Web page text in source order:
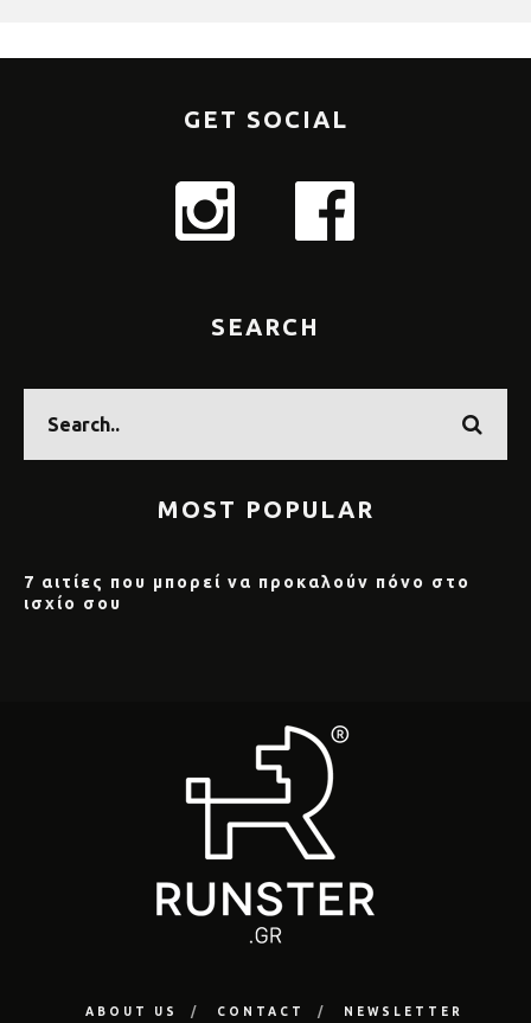
GET SOCIAL
SEARCH
MOST POPULAR
7 αιτίες που μπορεί να προκαλούν πόνο στο
ισχίο σου
ABOUT US CONTACT
NEWSLETTER